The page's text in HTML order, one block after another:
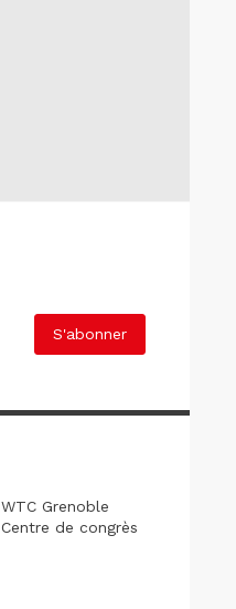
S'abonner
WTC Grenoble
Centre de congrès